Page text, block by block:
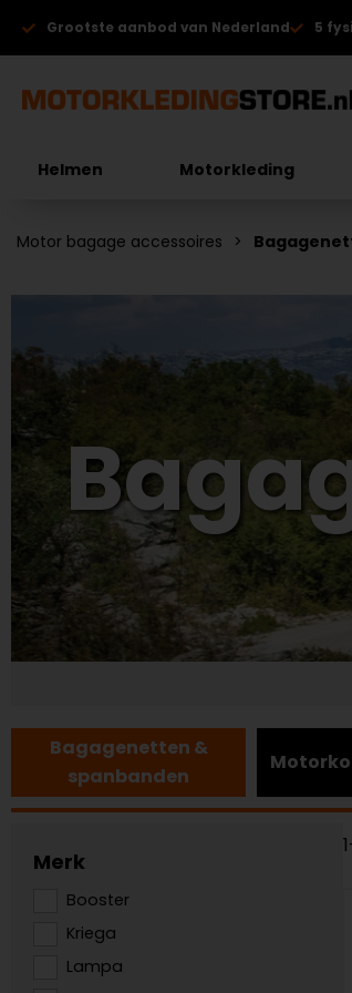
Grootste aanbod van Nederland 5
Helmen Motorkleding
Motor bagage accessoires
Bagagenetten &
spanbanden
Merk
Booster
Kriega
Lampa